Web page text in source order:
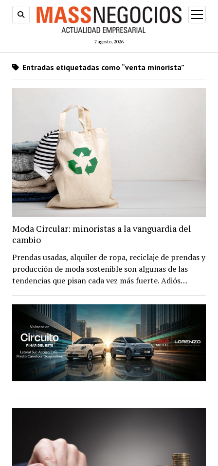
7 agosto, 2026
abrir
menú
Entradas etiquetadas como “venta minorista”
Moda Circular: minoristas a la vanguardia del
cambio
Prendas usadas, alquiler de ropa, reciclaje de prendas y
producción de moda sostenible son algunas de las
tendencias que pisan cada vez más fuerte. Adiós…